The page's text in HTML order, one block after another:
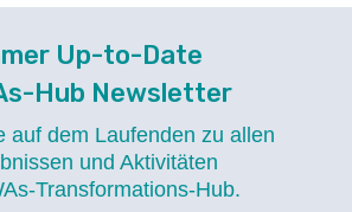
Up-to-Date
Hub Newsletter
auf dem Laufenden zu allen
und Aktivitäten
Transformations-Hub.